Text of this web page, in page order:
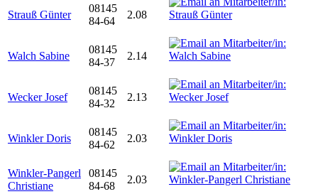
Strauß Günter
08145
84-64
2.08
Walch Sabine
08145
84-37
2.14
Wecker Josef
08145
84-32
2.13
Winkler Doris
08145
84-62
2.03
Winkler-Pangerl
Christiane
08145
84-68
2.03